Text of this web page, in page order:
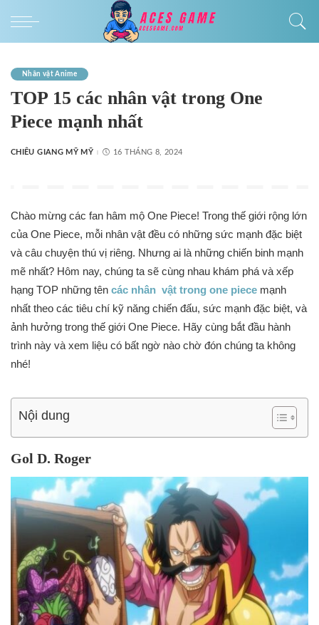
Nhân vật Anime
TOP 15 các nhân vật trong One
Piece mạnh nhất
CHIÊU GIANG MỸ MỸ 16 THÁNG 8, 2024
Chào mừng các fan hâm mộ One Piece! Trong thế giới rộng lớn
của One Piece, mỗi nhân vật đều có những sức mạnh đặc biệt
và câu chuyện thú vị riêng. Nhưng ai là những chiến binh mạnh
mẽ nhất? Hôm nay, chúng ta sẽ cùng nhau khám phá và xếp
hạng TOP những tên các nhân vật trong one piece mạnh
nhất theo các tiêu chí kỹ năng chiến đấu, sức mạnh đặc biệt, và
ảnh hưởng trong thế giới One Piece. Hãy cùng bắt đầu hành
trình này và xem liệu có bất ngờ nào chờ đón chúng ta không
nhé!
Nội dung
Gol D. Roger